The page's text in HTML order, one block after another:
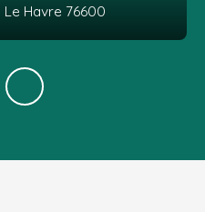
Le Havre 76600